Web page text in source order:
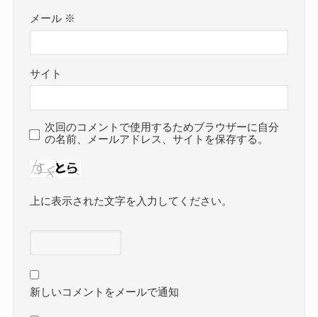
メール ※
サイト
次回のコメントで使用するためブラウザーに自分
の名前、メールアドレス、サイトを保存する。
上に表示された文字を入力してください。
新しいコメントをメールで通知